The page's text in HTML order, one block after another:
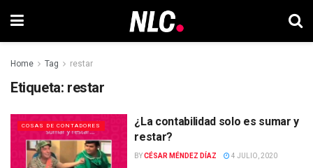
Home Tag restar
Etiqueta: restar
COSAS DE CONTADORES
¿La contabilidad solo es sumar y
restar?
BYCÉSAR MÉNDEZ DÍAZ 4 JULIO, 2020